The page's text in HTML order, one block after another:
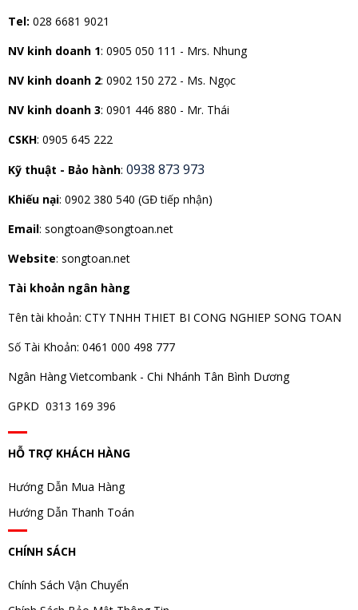
Tel: 028 6681 9021
NV kinh doanh 1: 0905 050 111 - Mrs. Nhung
NV kinh doanh 2: 0902 150 272 - Ms. Ngọc
NV kinh doanh 3: 0901 446 880 - Mr. Thái
CSKH: 0905 645 222
Kỹ thuật - Bảo hành: 0938 873 973
Khiếu nại: 0902 380 540 (GĐ tiếp nhận)
Email: songtoan@songtoan.net
Website: songtoan.net
Tài khoản ngân hàng
Tên tài khoản: CTY TNHH THIET BI CONG NGHIEP SONG TOAN
Số Tài Khoản: 0461 000 498 777
Ngân Hàng Vietcombank - Chi Nhánh Tân Bình Dương
GPKD 0313 169 396
HỖ TRỢ KHÁCH HÀNG
Hướng Dẫn Mua Hàng
Hướng Dẫn Thanh Toán
CHÍNH SÁCH
Chính Sách Vận Chuyển